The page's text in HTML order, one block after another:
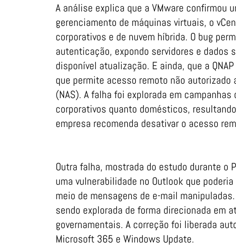
A análise explica que a VMware confirmou
gerenciamento de máquinas virtuais, o
corporativos e de nuvem híbrida. O bug
autenticação, expondo servidores e dados
disponível atualização. E ainda, que a
que permite acesso remoto não
(NAS). A falha foi explorada em
corporativos quanto domésticos,
empresa recomenda desativar o acesso
Outra falha, mostrada do estudo durante o
uma vulnerabilidade no Outlook que
meio de mensagens de e-mail
sendo explorada de forma direcionada em
governamentais. A correção foi liberada
Microsoft 365 e Windows Update.